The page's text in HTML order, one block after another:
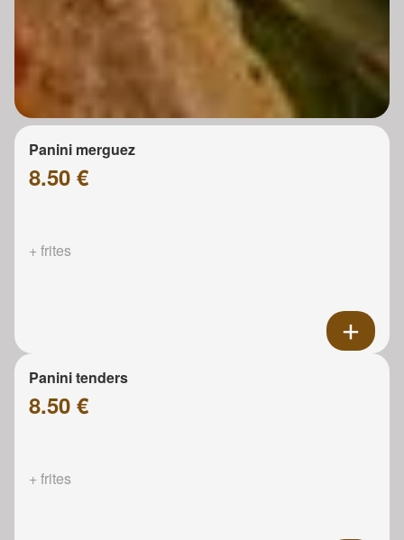
Panini merguez
8.50 €
+ frites
Panini tenders
8.50 €
+ frites